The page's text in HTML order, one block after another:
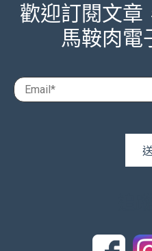
歡迎訂閱文章
馬鞍肉電